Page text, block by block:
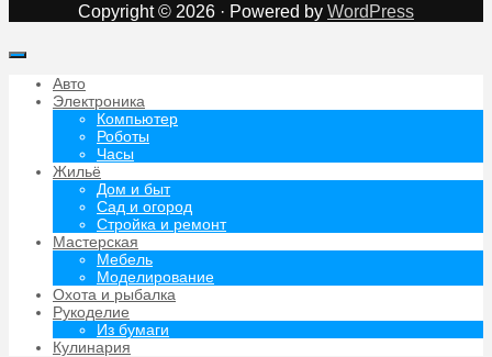
Copyright © 2026 · Powered by WordPress
Авто
Электроника
Компьютер
Роботы
Часы
Жильё
Дом и быт
Сад и огород
Стройка и ремонт
Мастерская
Мебель
Моделирование
Охота и рыбалка
Рукоделие
Из бумаги
Кулинария